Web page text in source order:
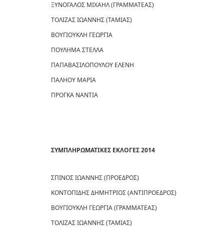
ΞΥΝΟΓΑΛΟΣ ΜΙΧΑΗΛ (ΓΡΑΜΜΑΤΕΑΣ)
ΤΟΛΙΖΑΣ ΙΩΑΝΝΗΣ (ΤΑΜΙΑΣ)
ΒΟΥΓΙΟΥΚΛΗ ΓΕΩΡΓΙΑ
ΠΟΥΛΗΜΑ ΣΤΕΛΛΑ
ΠΑΠΑΒΑΣΙΛΟΠΟΥΛΟΥ ΕΛΕΝΗ
ΠΑΛΗΟΥ ΜΑΡΙΑ
ΠΡΟΓΚΑ ΝΑΝΤΙΑ
ΣΥΜΠΛΗΡΩΜΑΤΙΚΕΣ ΕΚΛΟΓΕΣ 2014
ΣΠΙΝΟΣ ΙΩΑΝΝΗΣ (ΠΡΟΕΔΡΟΣ)
ΚΟΝΤΟΠΙΔΗΣ ΔΗΜΗΤΡΙΟΣ (ΑΝΤΙΠΡΟΕΔΡΟΣ)
ΒΟΥΓΙΟΥΚΛΗ ΓΕΩΡΓΙΑ (ΓΡΑΜΜΑΤΕΑΣ)
ΤΟΛΙΖΑΣ ΙΩΑΝΝΗΣ (ΤΑΜΙΑΣ)